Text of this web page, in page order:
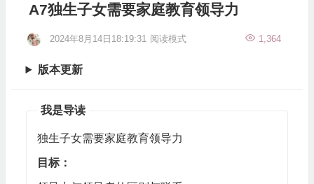
A7独生子女需要家庭教育领导力
2024年8月14日18:19:31 1,364
阅读模式
版本更新
我是导读
独生子女需要家庭教育领导力
目标：